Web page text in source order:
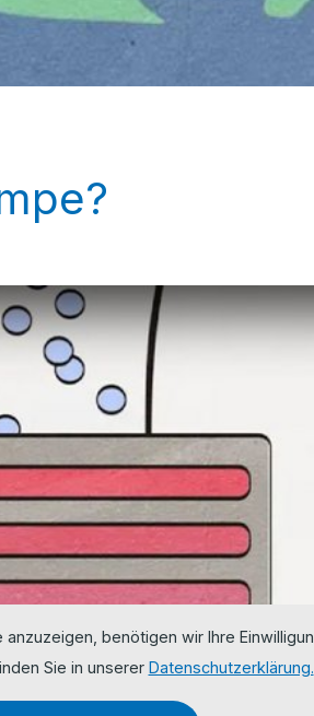
benötigen wir Ihre
Sie in unserer Datenschutzerklärung.